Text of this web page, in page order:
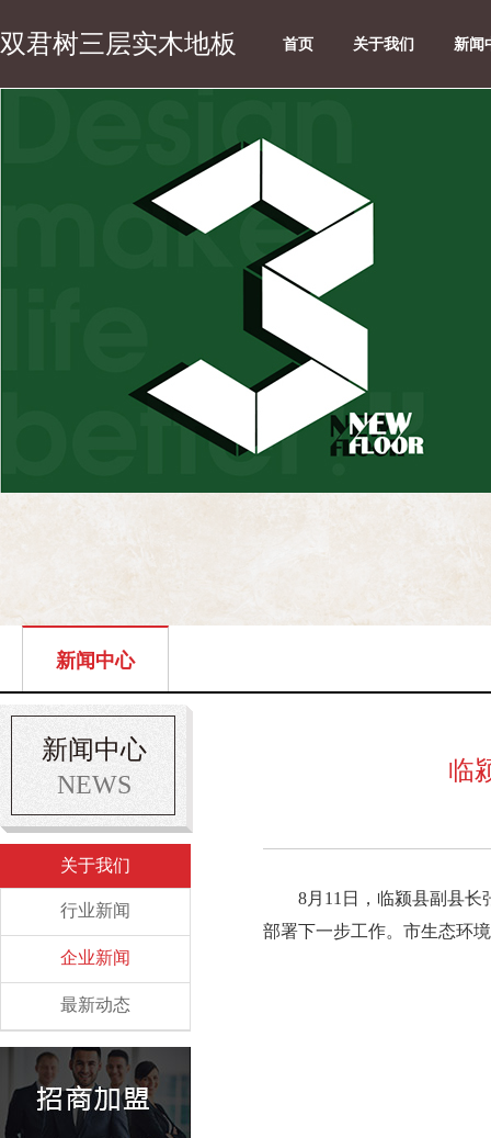
双君树三层实木地板 首页 关于我们 新闻
新闻中心
新闻中心
NEWS
关于我们
行业新闻
企业新闻
最新动态
临
8月11日，临颍县副县
部署下一步工作。市生态环